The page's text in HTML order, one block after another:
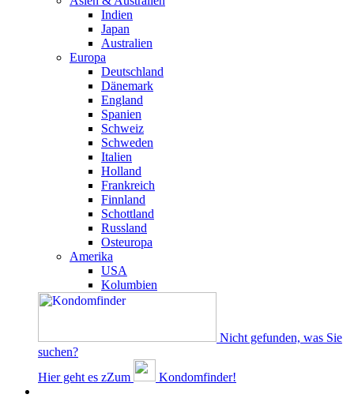
Indien
Japan
Australien
Europa
Deutschland
Dänemark
England
Spanien
Schweiz
Schweden
Italien
Holland
Frankreich
Finnland
Schottland
Russland
Osteuropa
Amerika
USA
Kolumbien
Nicht gefunden, was Sie
suchen?
Hier geht es zZum
Kondomfinder!